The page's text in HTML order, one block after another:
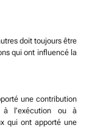
doit toujours être
qui ont influencé la
une contribution
l’exécution ou à
qui ont apporté une